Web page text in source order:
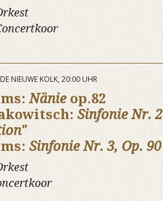
NIEUWE KOLK, 20:00 UHR
Nänieop.82
Sinfonie Nr. 2
Sinfonie Nr. 3, Op. 90